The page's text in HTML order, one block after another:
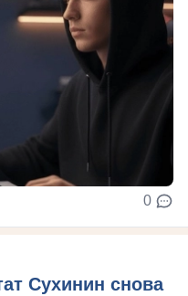
0
Сухинин снова